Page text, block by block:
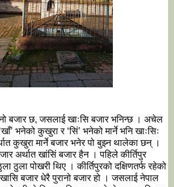
बजार छ, जसलाई खाःसि बजार भनिन्छ । अचेल
भनेको कुखुरा र ‘सिं’ भनेको मार्ने भनि खाःसिः
कुखुरा मार्ने बजार भनेर पो बुझ्न थालेका छन् ।
अर्थात खांसिं बजार हैन । पहिले कीर्तिपुर
ठुला पोखरी थिए । कीर्तिपुरको दक्षिणतर्फ रहेको
बजार धेरै पुरानो बजार हो । जसलाई नेपाल